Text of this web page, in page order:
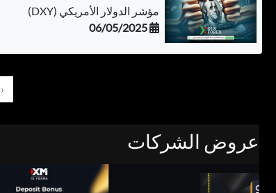
مؤشر الدولار الأمريكي (DXY)
06/05/2025
‹
عروض الشركات